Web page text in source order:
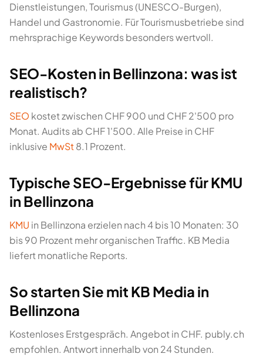
Dienstleistungen, Tourismus (UNESCO-Burgen),
Handel und Gastronomie. Für Tourismusbetriebe sind
mehrsprachige Keywords besonders wertvoll.
SEO-Kosten in Bellinzona: was ist
realistisch?
SEO kostet zwischen CHF 900 und CHF 2'500 pro
Monat. Audits ab CHF 1'500. Alle Preise in CHF
inklusive MwSt8.1 Prozent.
Typische SEO-Ergebnisse für KMU
in Bellinzona
KMU in Bellinzona erzielen nach 4 bis 10 Monaten: 30
bis 90 Prozent mehr organischen Traffic. KB Media
liefert monatliche Reports.
So starten Sie mit KB Media in
Bellinzona
Kostenloses Erstgespräch. Angebot in CHF. publy.ch
empfohlen. Antwort innerhalb von 24 Stunden.